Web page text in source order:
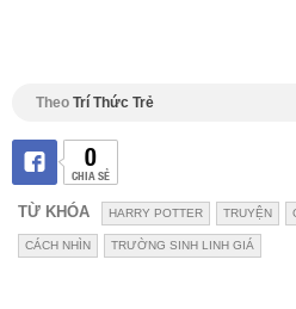
Theo Trí Thức Trẻ
0
CHIA SẺ
TỪ KHÓA HARRY POTTER TRUYỆN
CÁCH NHÌN TRƯỜNG SINH LINH GIÁ